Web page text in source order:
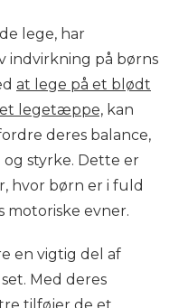
lege, har
indvirkning på børns
at lege på et blødt
legetæppe, kan
deres balance,
og styrke. Dette er
hvor børn er i fuld
motoriske evner.
en vigtig del af
Med deres
tilføjer de et